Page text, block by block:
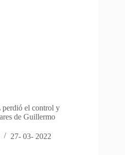
el control y
de Guillermo
27- 03- 2022